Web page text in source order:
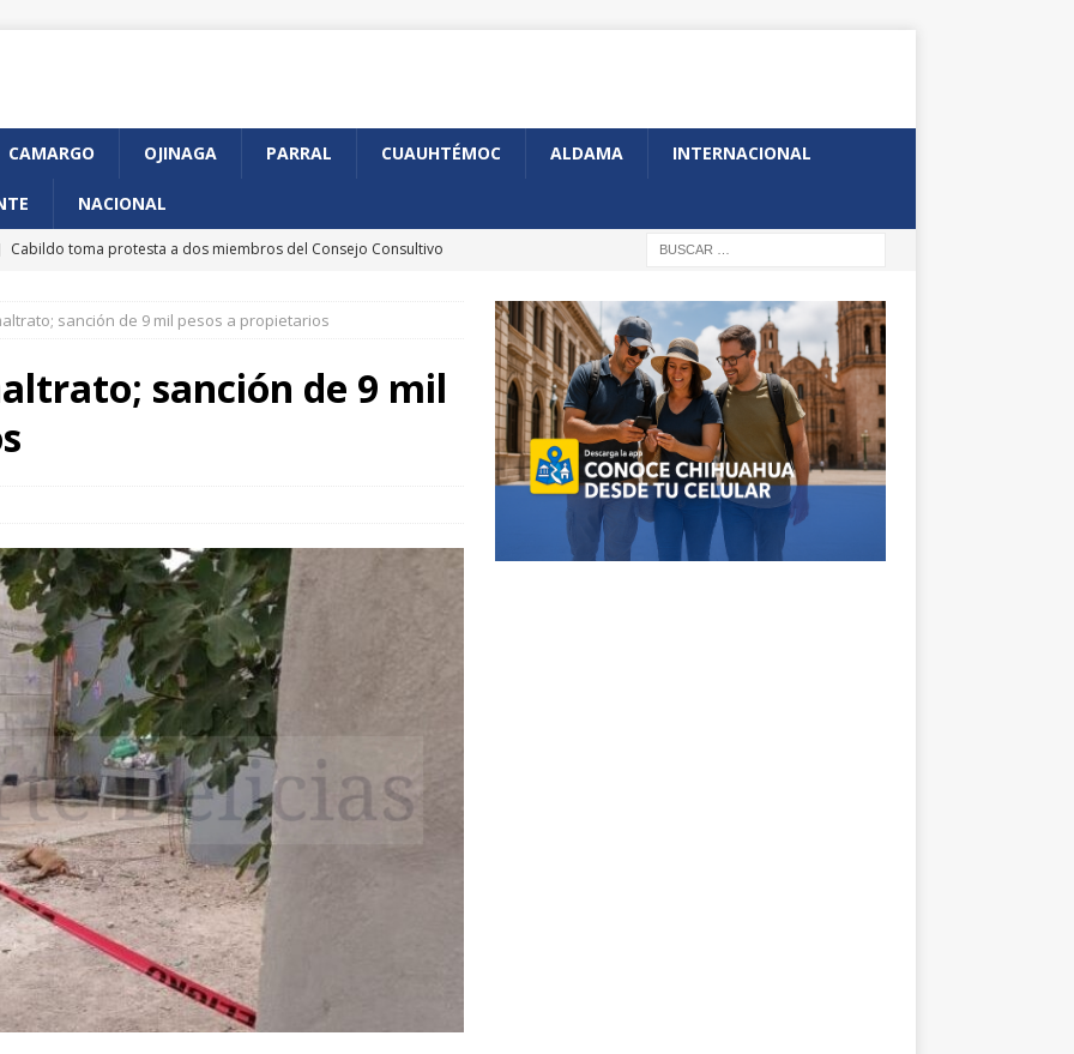
CAMARGO OJINAGA PARRAL CUAUHTÉMOC ALDAMA INTERNACIONAL
NACIONAL
Cabildo toma protesta a dos miembros del Consejo Consultivo
Anuncia GKN Aerospace expansión de su planta en Chihuahua
Arranca en Chihuahua programa piloto de CURP Biométrica
Asesinan a exdirector de televisión pública de Oaxaca; es el
año
DELICIAS
sanción de 9 mil pesos a propietarios
sanción de 9 mil